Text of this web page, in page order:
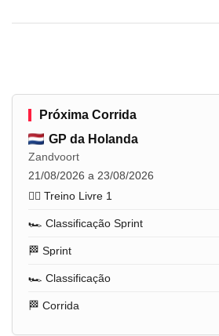
Próxima Corrida
GP da Holanda
Zandvoort
21/08/2026 a 23/08/2026
🏋️‍♂️ Treino Livre 1
🏎️ Classificação Sprint
🏁 Sprint
🏎️ Classificação
🏁 Corrida